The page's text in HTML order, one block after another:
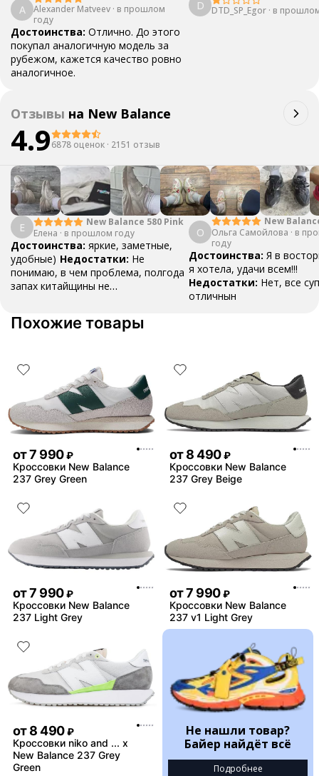
A Alexander Matveev · в прошлом
году
Достоинства: Отлично. До этого
покупал аналогичную модель за
рубежом, кажется качество ровно
аналогичное.
D DTD_SP_Egor · в
Отзывы на New Balance
4.96878 оценок · 2151 отзыв
Е
New Balance 580 Pink
Елена · в прошлом году
Достоинства: яркие, заметные,
удобные) Недостатки: Не
понимаю, в чем проблема, полгода
запах китайщины не
деньги вполне норм.
О
New
Ольга Самойлова · в
году
Достоинства: Я в
я хотела, удачи всем!!!
Недостатки: Нет, все
отличнын
Похожие товары
от7 990 ₽
Кроссовки New Balance
237 Grey Green
от8 490 ₽
Кроссовки New Balance
237 Grey Beige
от7 990 ₽
Кроссовки New Balance
237 Light Grey
от7 990 ₽
Кроссовки New Balance
237 v1 Light Grey
от8 490 ₽
Кроссовки niko and ... x
New Balance 237 Grey
Green
Не нашли товар?
Байер найдёт всё
Подробнее